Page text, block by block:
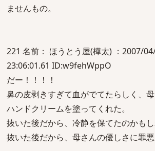
ませんもの。
221 名前： ほうとう屋(樺太) ：2007/
23:06:01.61 ID:w9fehWppO
だー！！！！
鼻の皮剥きすぎて血がでてたらしく、
ハンドクリームを塗ってくれた。
抜いた後だから、冷静を保てたのかも
抜いた後だから、母さんの優しさに罪